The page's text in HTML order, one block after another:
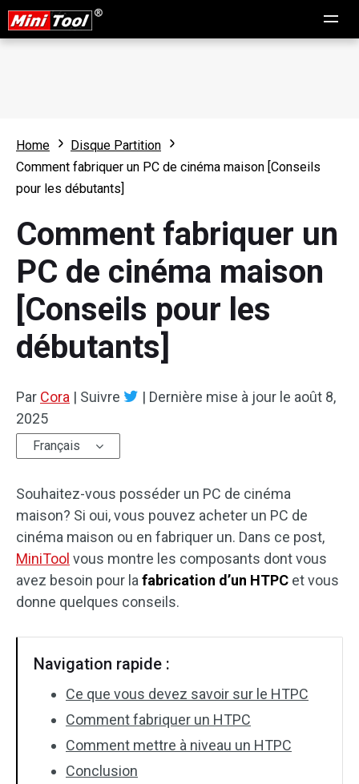
Home
Disque Partition
Comment fabriquer un PC de cinéma maison [Conseils
pour les débutants]
Comment fabriquer un
PC de cinéma maison
[Conseils pour les
débutants]
Par Cora | Suivre | Dernière mise à jour le août 8,
2025
Français
Souhaitez-vous posséder un PC de cinéma
maison? Si oui, vous pouvez acheter un PC de
cinéma maison ou en fabriquer un. Dans ce post,
MiniTool vous montre les composants dont vous
avez besoin pour la fabrication d’un HTPC et vous
donne quelques conseils.
Navigation rapide :
Ce que vous devez savoir sur le HTPC
Comment fabriquer un HTPC
Comment mettre à niveau un HTPC
Conclusion